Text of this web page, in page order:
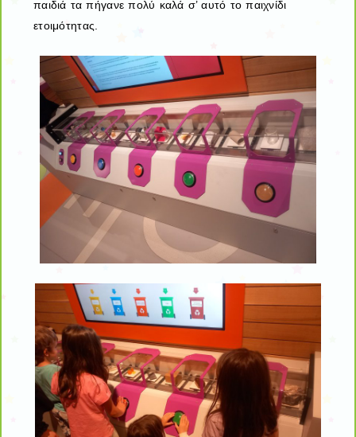
παιδιά τα πήγανε πολύ καλά σ’ αυτό το παιχνίδι
ετοιμότητας.